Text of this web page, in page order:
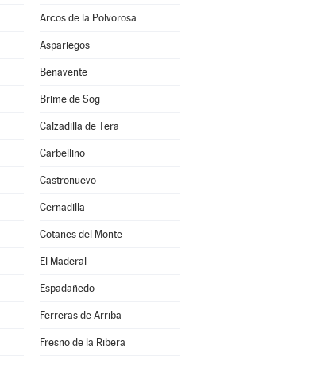
Arcos de la Polvorosa
Aspariegos
Benavente
Brime de Sog
Calzadilla de Tera
Carbellino
Castronuevo
Cernadilla
Cotanes del Monte
El Maderal
Espadañedo
Ferreras de Arriba
Fresno de la Ribera